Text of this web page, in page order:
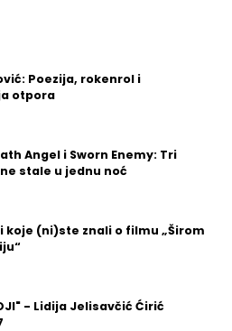
Poezija, rokenrol i
otpora
Angel i Sworn Enemy: Tri
stale u jednu noć
koje (ni)ste znali o filmu „Širom
- Lidija Jelisavčić Ćirić